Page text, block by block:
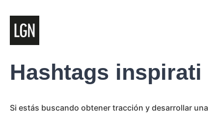
Hashtags inspirati
Si estás buscando obtener tracción y desarrollar una